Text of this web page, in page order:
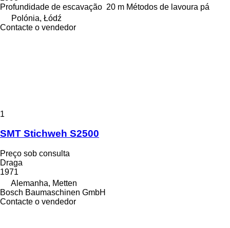
Profundidade de escavação 20 m Métodos de lavoura pá
Polónia, Łódź
Contacte o vendedor
1
SMT Stichweh S2500
Preço sob consulta
Draga
1971
Alemanha, Metten
Bosch Baumaschinen GmbH
Contacte o vendedor